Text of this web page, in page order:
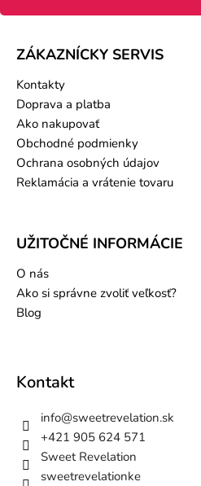
ZÁKAZNÍCKY SERVIS
Kontakty
Doprava a platba
Ako nakupovať
Obchodné podmienky
Ochrana osobných údajov
Reklamácia a vrátenie tovaru
UŽITOČNÉ INFORMÁCIE
O nás
Ako si správne zvoliť veľkosť?
Blog
Kontakt
info@sweetrevelation.sk
+421 905 624 571
Sweet Revelation
sweetrevelationke